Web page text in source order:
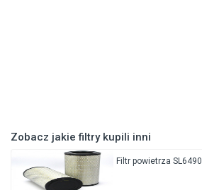
Zobacz jakie filtry kupili inni
Filtr powietrza SL6490